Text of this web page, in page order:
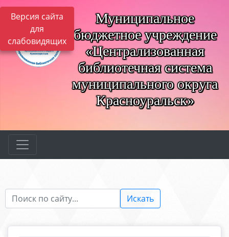
Версия сайта
для
слабовидящих
Муниципальное
бюджетное учреждение
«Централизованная
библиотечная система
муниципального округа
Красноуральск»
Искать